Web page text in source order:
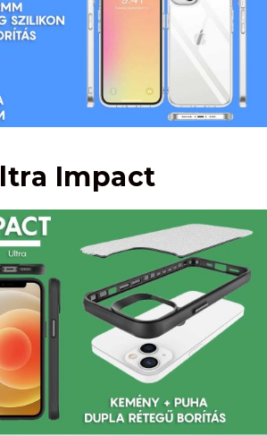
Impact